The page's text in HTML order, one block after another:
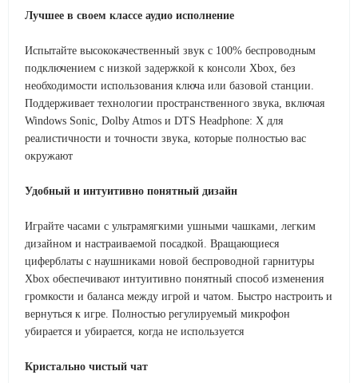
Лучшее в своем классе аудио исполнение
Испытайте высококачественный звук с 100% беспроводным
подключением с низкой задержкой к консоли Xbox, без
необходимости использования ключа или базовой станции.
Поддерживает технологии пространственного звука, включая
Windows Sonic, Dolby Atmos и DTS Headphone: X для
реалистичности и точности звука, которые полностью вас
окружают
Удобный и интуитивно понятный дизайн
Играйте часами с ультрамягкими ушными чашками, легким
дизайном и настраиваемой посадкой. Вращающиеся
циферблаты с наушниками новой беспроводной гарнитуры
Xbox обеспечивают интуитивно понятный способ изменения
громкости и баланса между игрой и чатом. Быстро настроить и
вернуться к игре. Полностью регулируемый микрофон
убирается и убирается, когда не используется
Кристально чистый чат